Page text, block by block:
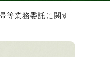
等業務委託に関す